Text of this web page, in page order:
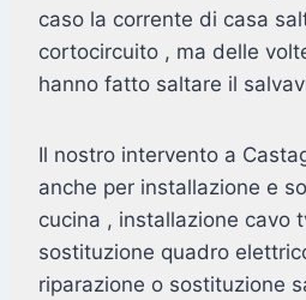
caso la corrente di casa
cortocircuito , ma delle
hanno fatto saltare il
Il nostro intervento a
anche per installazione e
cucina , installazione cavo
sostituzione quadro
riparazione o sostituzione